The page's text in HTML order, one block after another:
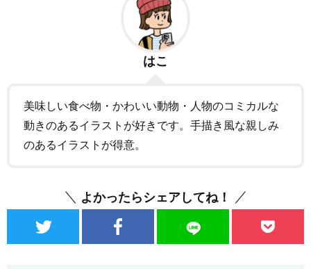
はこ
美味しい食べ物・かわいい動物・人物のコミカルな
動きのあるイラストが好きです。手描き風な親しみ
のあるイラストが得意。
よかったらシェアしてね！